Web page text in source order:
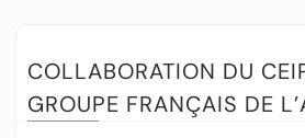
COLLABORATION DU
GROUPE FRANÇAIS DE